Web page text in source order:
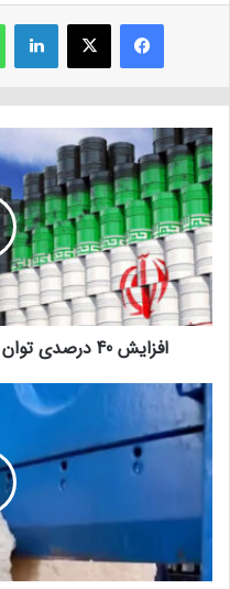
فیسبوک ایکس لینکداین
افزایش 40 درصدی توان تولید نفت طی دو سال اخیر